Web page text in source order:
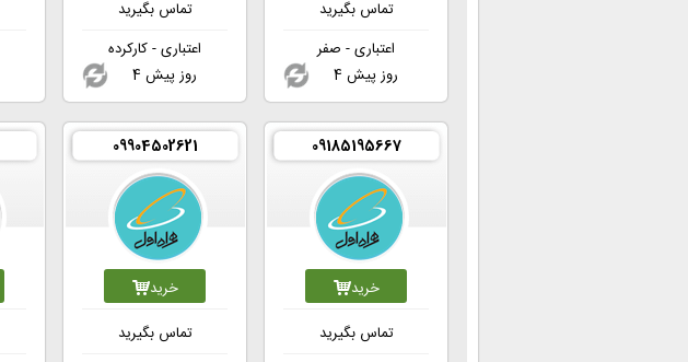
تماس بگیرید
اعتباری - صفر
4 روز پیش
تماس بگیرید
اعتباری - کارکرده
4 روز پیش
09185195667
خرید
تماس بگیرید
09904502621
خرید
تماس بگیرید